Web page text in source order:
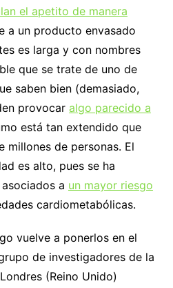
el apetito de manera
a un producto envasado
es larga y con nombres
que se trate de uno de
saben bien (demasiado,
provocar algo parecido a
está tan extendido que
millones de personas. El
es alto, pues se ha
a un mayor riesgo
cardiometabólicas.
vuelve a ponerlos en el
de investigadores de la
(Reino Unido)